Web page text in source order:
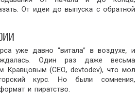
От идеи до выпуска с обратной
уже давно “витала” в воздухе, и
Один раз даже весьма
Кравцовым (СЕО, devtodev), что мол
курс. Но были сомнения,
и пиратство.